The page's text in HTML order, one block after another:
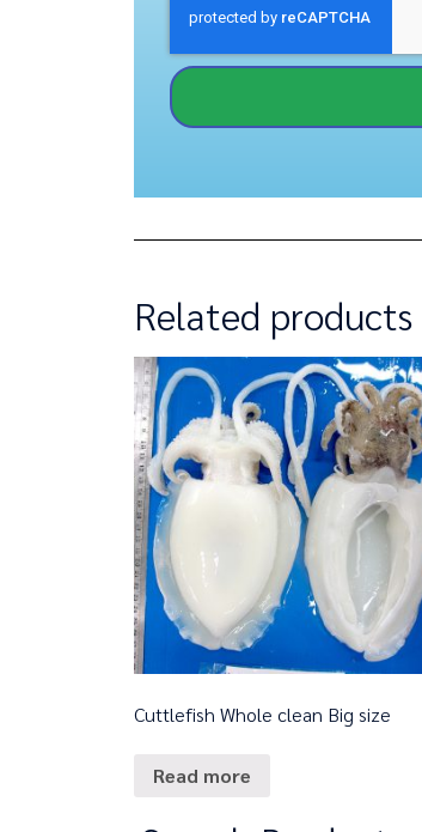
Related products
Cuttlefish Whole clean Big size
Read more